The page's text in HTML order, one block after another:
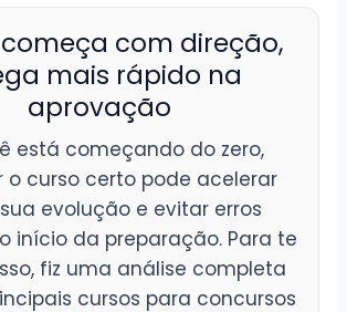
com direção,
mais rápido na
aprovação
está começando do zero,
o curso certo pode acelerar
evolução e evitar erros
início da preparação. Para te
fiz uma análise completa
cursos para concursos